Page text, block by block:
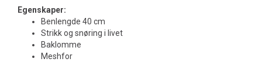
Egenskaper:
Benlengde 40 cm
Strikk og snøring i livet
Baklomme
Meshfor